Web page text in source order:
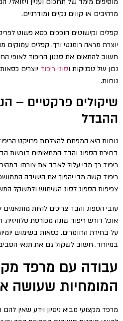
מרהיבים או קווים נקיים ומודרניים.
קפלים וקישוטים הופכים כסא פשוט
יוצרת מראה רומנטי ורך. קפלים עמוקים
חשוב להתאים את סגנון הריפוד לאופי
נכון של טכניקות וסוגי ריפוד יוצרים
נוחות.
שיקולים פרקטיים –
ההבדל
נוחות היא המפתח להצלחת פרויקט
בחירת הספוג והבד המתאימים דורשת
ריפוד רך מדי עלול לאבד את צורתו
ריפוד קשה מדי יהפוך את הישיבה
צפיפות הספוג לסוג השימוש ולמשקל
עובי הספוג והבד צריכים להיות
אוכל דורש ריפוד שונה מכורסת
על בחירת החומרים. כסאות בשימוש
במיוחד. חשוב לשקול גם את תנאי
עבודה עם מרפד
המומחיות שעושה
מרפד מקצועי מביא ניסיון וידע שאין